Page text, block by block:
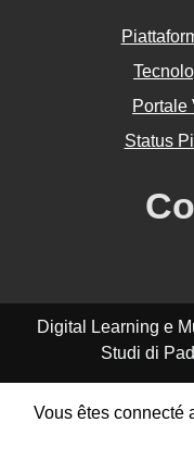
Portale
Status
Digital Learning e
Studi di
Vous êtes connecté